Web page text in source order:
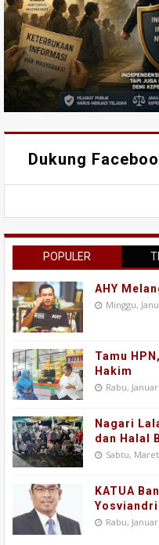
Dukung
POPULER
AHY
Minggu,
Tamu
Hakim
Rabu,
Nagari
dan Halal
Sabtu,
KATUA
Yosviandri
Rabu,